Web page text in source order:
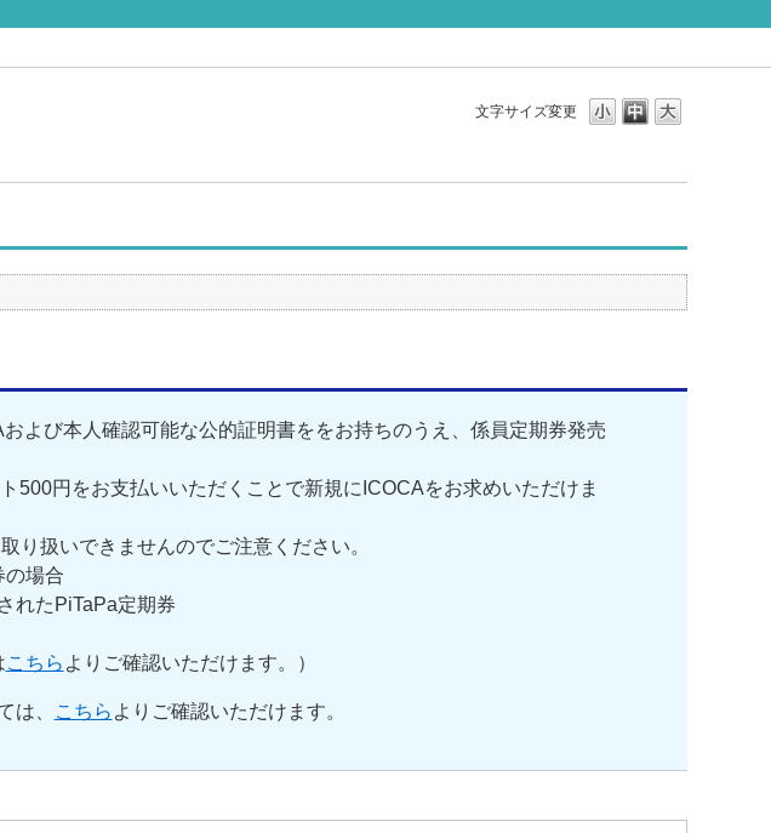
文字サイズ変更
よび本人確認可能な公的証明書ををお持ちのうえ、係員定期券発売
500円をお支払いいただくことで新規にICOCAをお求めいただけま
り扱いできませんのでご注意ください。
場合
れたPiTaPa定期券
こちら よりご確認いただけます。）
は、 こちら よりご確認いただけます。